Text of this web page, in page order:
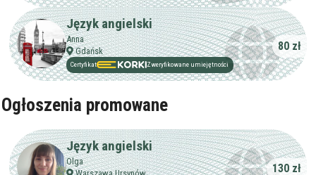
Język angielski
Anna
Gdańsk
Certyfikat Zweryfikowane umiejętności
80 zł
Ogłoszenia promowane
Język angielski
Olga
130 zł